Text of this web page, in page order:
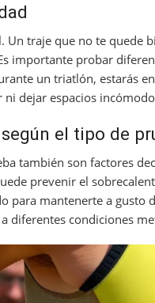
Un traje que no te quede
importante probar
un triatlón, estarás
ni dejar espacios
el tipo de
también son factores
prevenir el
para mantenerte a gusto
diferentes condiciones